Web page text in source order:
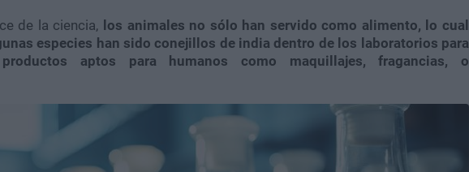
de la ciencia, los animales no sólo han servido como alimento, lo cual
especies han sido conejillos de india dentro de los laboratorios para
aptos para humanos como maquillajes, fragancias, o